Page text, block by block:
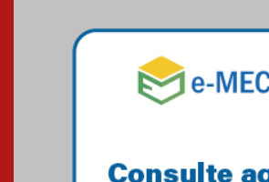
Professora do
finalista do
obra sobre ética
contemporânea